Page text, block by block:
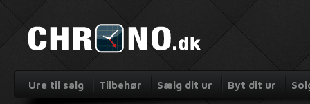
Ure til salg Tilbehør Sælg dit ur Byt dit ur